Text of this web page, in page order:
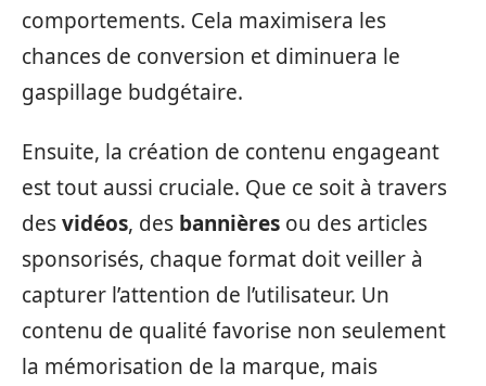
comportements. Cela maximisera les
chances de conversion et diminuera le
gaspillage budgétaire.
Ensuite, la création de contenu engageant
est tout aussi cruciale. Que ce soit à travers
desvidéos, des bannières ou des articles
sponsorisés, chaque format doit veiller à
capturer l’attention de l’utilisateur. Un
contenu de qualité favorise non seulement
la mémorisation de la marque, mais